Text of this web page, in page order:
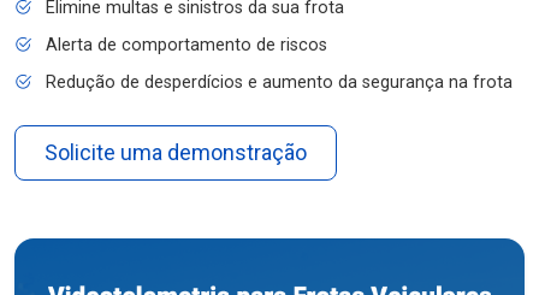
Elimine multas e sinistros da sua frota
Alerta de comportamento de riscos
Redução de desperdícios e aumento da segurança na frota
Solicite uma demonstração